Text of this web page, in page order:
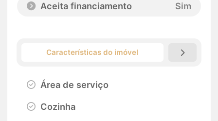
Aceita financiamento
Sim
Características do imóvel
Área de serviço
Cozinha